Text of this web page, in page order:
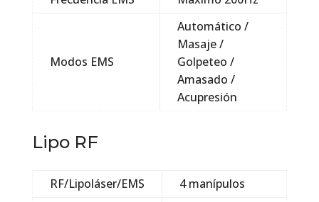
Modos EMS
Automático /
Masaje /
Golpeteo /
Amasado /
Acupresión
Lipo RF
RF/Lipoláser/EMS
4 manípulos